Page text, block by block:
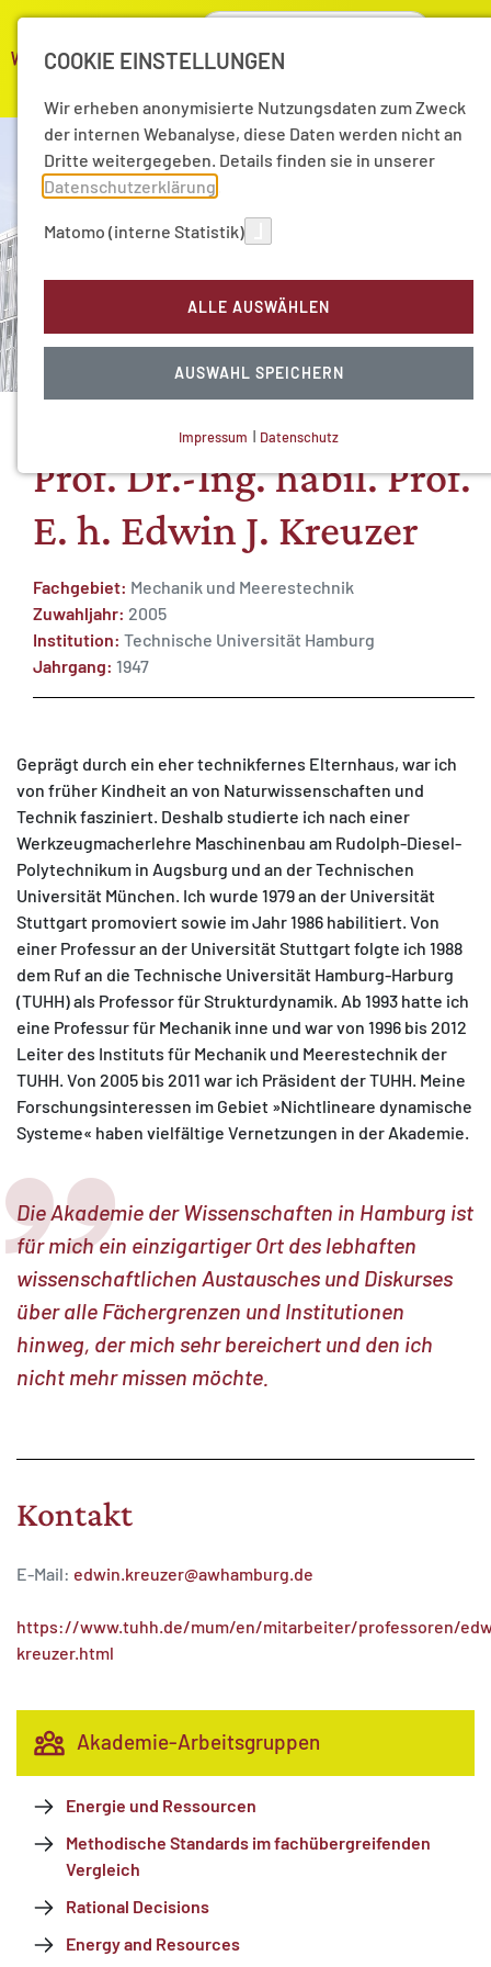
Prof. Dr.-Ing. habil. Prof.
E. h. Edwin J. Kreuzer
Fachgebiet: Mechanik und Meerestechnik
Zuwahljahr: 2005
Institution: Technische Universität Hamburg
Jahrgang: 1947
Geprägt durch ein eher technikfernes Elternhaus, war ich
von früher Kindheit an von Naturwissenschaften und
Technik fasziniert. Deshalb studierte ich nach einer
Werkzeugmacherlehre Maschinenbau am Rudolph-Diesel-
Polytechnikum in Augsburg und an der Technischen
Universität München. Ich wurde 1979 an der Universität
Stuttgart promoviert sowie im Jahr 1986 habilitiert. Von
einer Professur an der Universität Stuttgart folgte ich 1988
dem Ruf an die Technische Universität Hamburg-Harburg
(TUHH) als Professor für Strukturdynamik. Ab 1993 hatte ich
eine Professur für Mechanik inne und war von 1996 bis 2012
Leiter des Instituts für Mechanik und Meerestechnik der
TUHH. Von 2005 bis 2011 war ich Präsident der TUHH. Meine
Forschungsinteressen im Gebiet »Nichtlineare dynamische
Systeme« haben vielfältige Vernetzungen in der Akademie.
Die Akademie der Wissenschaften in Hamburg ist
für mich ein einzigartiger Ort des lebhaften
wissenschaftlichen Austausches und Diskurses
über alle Fächergrenzen und Institutionen
hinweg, der mich sehr bereichert und den ich
nicht mehr missen möchte.
Kontakt
E-Mail: edwin.kreuzer@awhamburg.de
https://www.tuhh.de/mum/en/mitarbeiter/professoren/
kreuzer.html
Akademie-Arbeitsgruppen
Energie und Ressourcen
Methodische Standards im fachübergreifenden
Vergleich
Rational Decisions
Energy and Resources
COOKIE EINSTELLUNGEN
Wir erheben anonymisierte Nutzungsdaten zum Zweck
der internen Webanalyse, diese Daten werden nicht an
Dritte weitergegeben. Details finden sie in unserer
Datenschutzerklärung
Matomo (interne Statistik)
ALLE AUSWÄHLEN
AUSWAHL SPEICHERN
Technisch notwendig.
MATOMO (INTERNE STATISTIK)
Statistik Cookies erfassen Informationen anonym.
Diese Informationen helfen uns zu verstehen, wie
Matomo
Impressum | Datenschutz